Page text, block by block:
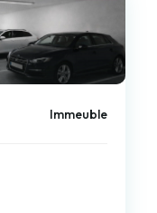
Immeuble